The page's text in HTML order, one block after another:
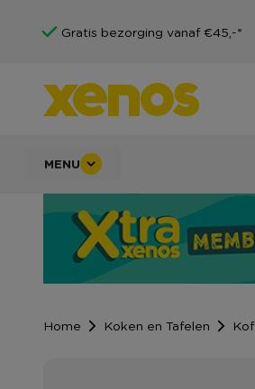
Gratis bezorging vanaf €45,-*
MENU
Home Koken en Tafelen